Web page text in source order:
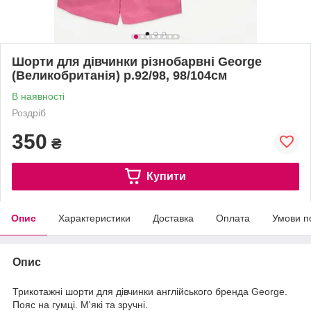
Шорти для дівчинки різнобарвні George
(Великобританія) р.92/98, 98/104см
В наявності
Роздріб
350 ₴
Купити
Опис Характеристики Доставка Оплата Умови
Опис
Трикотажні шорти для дівчинки англійського бренда George.
Пояс на гумці. М'які та зручні.